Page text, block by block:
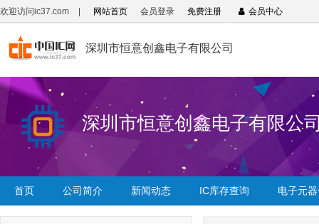
欢迎访问ic37.com 网站首页 会员登录 免费注册 会员中心
深圳市恒意创鑫电子有限公司
深圳市恒意创鑫电子有限公
首页 公司简介 新闻动态 IC库存查询 电子元